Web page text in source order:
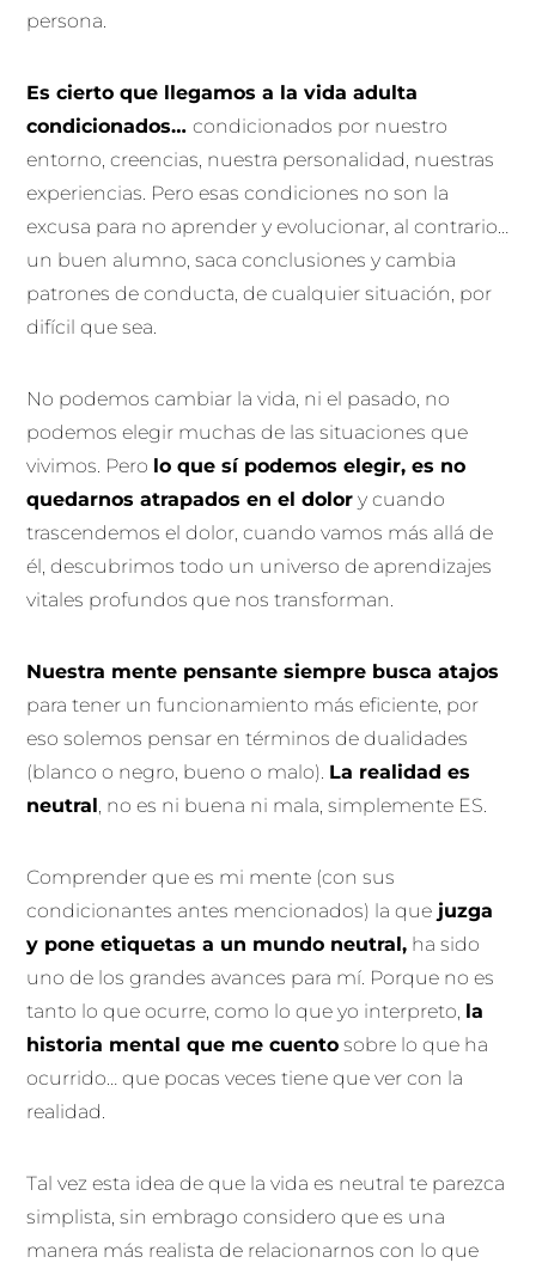
persona.
Es cierto que llegamos a la vida adulta
condicionados…condicionados por nuestro
entorno, creencias, nuestra personalidad, nuestras
experiencias. Pero esas condiciones no son la
excusa para no aprender y evolucionar, al contrario…
un buen alumno, saca conclusiones y cambia
patrones de conducta, de cualquier situación, por
difícil que sea.
No podemos cambiar la vida, ni el pasado, no
podemos elegir muchas de las situaciones que
vivimos. Pero lo que sí podemos elegir, es no
quedarnos atrapados en el dolor y cuando
trascendemos el dolor, cuando vamos más allá de
él, descubrimos todo un universo de aprendizajes
vitales profundos que nos transforman.
Nuestra mente pensante siempre busca atajos
para tener un funcionamiento más eficiente, por
eso solemos pensar en términos de dualidades
(blanco o negro, bueno o malo). La realidad es
neutral, no es ni buena ni mala, simplemente ES.
Comprender que es mi mente (con sus
condicionantes antes mencionados) la que juzga
y pone etiquetas a un mundo neutral, ha sido
uno de los grandes avances para mí. Porque no es
tanto lo que ocurre, como lo que yo interpreto, la
historia mental que me cuento sobre lo que ha
ocurrido… que pocas veces tiene que ver con la
realidad.
Tal vez esta idea de que la vida es neutral te parezca
simplista, sin embrago considero que es una
manera más realista de relacionarnos con lo que